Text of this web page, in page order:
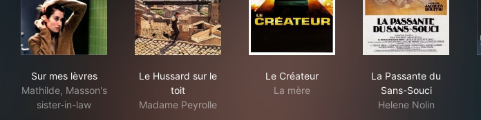
Sur mes lèvres
Mathilde, Masson's
sister-in-law
Le Hussard sur le
toit
Madame Peyrolle
Le Créateur
La mère
La Passante du
Sans-Souci
Helene Nolin